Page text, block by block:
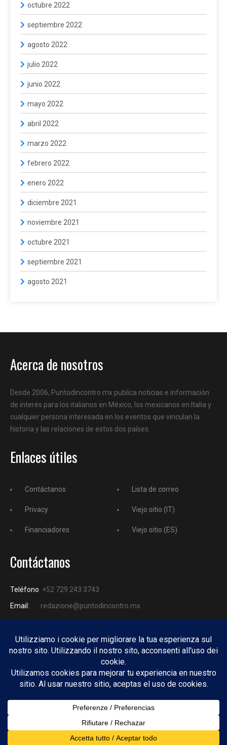
octubre 2022
septiembre 2022
agosto 2022
julio 2022
junio 2022
mayo 2022
abril 2022
marzo 2022
febrero 2022
enero 2022
diciembre 2021
noviembre 2021
octubre 2021
septiembre 2021
agosto 2021
Acerca de nosotros
Desde 2006, Puntodincontro.mx publica noticias e información
de interés para los italianos en México, los mexicanos en Italia y
cualquier persona interesada en los eventos que vinculan la
historia y las relaciones de estos dos países.
Enlaces útiles
Contáctanos
Privacy
Financiadores
Lista de correo
Viejo sitio (IT)
Viejo sitio (ES)
Contáctanos
Teléfono +52 729 243 3743
Email:
redazione@puntodincontro.mx
PUNTODINCONTRO
Copyright © 2025 Puntodincontro
Design by DisegnoW